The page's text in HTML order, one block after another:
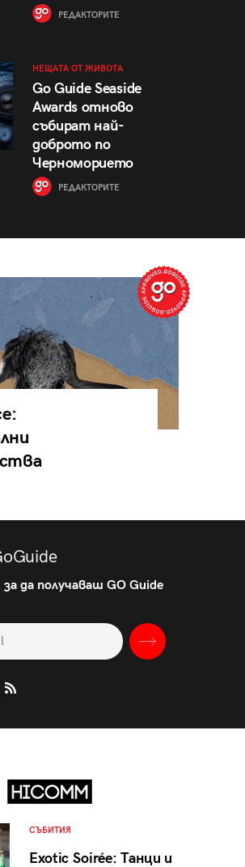
РЕДАКТОРИТЕ
НЕЩАТА ОТ ЖИВОТА
Go Guide Seaside
Awards отново
събират най-
доброто по
Черноморието
РЕДАКТОРИТЕ
да получаваш GO Guide
СЪБИТИЯ
Exotic Soirée: Танци и